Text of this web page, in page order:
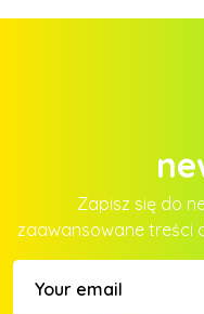
Zapisz się do
zaawansowane treści